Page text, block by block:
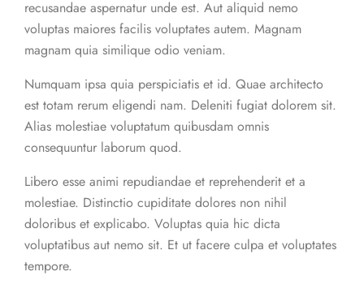
recusandae aspernatur unde est. Aut aliquid nemo
voluptas maiores facilis voluptates autem. Magnam
magnam quia similique odio veniam.
Numquam ipsa quia perspiciatis et id. Quae architecto
est totam rerum eligendi nam. Deleniti fugiat dolorem sit.
Alias molestiae voluptatum quibusdam omnis
consequuntur laborum quod.
Libero esse animi repudiandae et reprehenderit et a
molestiae. Distinctio cupiditate dolores non nihil
doloribus et explicabo. Voluptas quia hic dicta
voluptatibus aut nemo sit. Et ut facere culpa et voluptates
tempore.